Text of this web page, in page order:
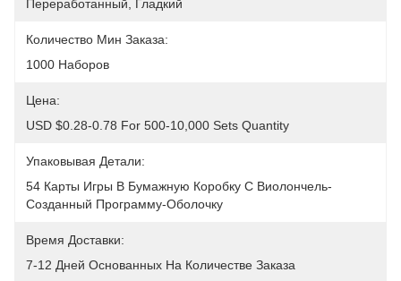
Переработанный, Гладкий
Количество Мин Заказа:
1000 Наборов
Цена:
USD $0.28-0.78 For 500-10,000 Sets Quantity
Упаковывая Детали:
54 Карты Игры В Бумажную Коробку С Виолончель-
Созданный Программу-Оболочку
Время Доставки:
7-12 Дней Основанных На Количестве Заказа